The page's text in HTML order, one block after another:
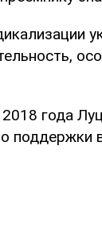
года
поддержки